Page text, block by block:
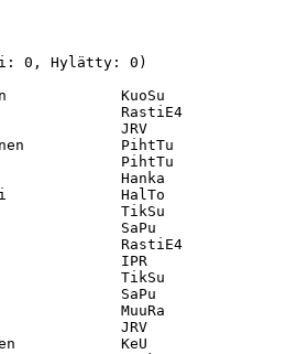
0, Hylätty: 0)
KuoSu
RastiE4
JRV
PihtTu
PihtTu
Hanka
HalTo
TikSu
SaPu
RastiE4
IPR
TikSu
SaPu
MuuRa
JRV
KeU